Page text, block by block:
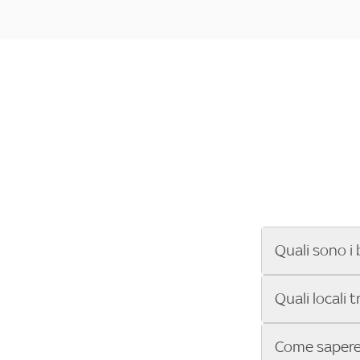
Quali sono i
Se cerchi un
ENILIVE, la
Sky Bar ti
Quali locali
Vuoi sapere
Come